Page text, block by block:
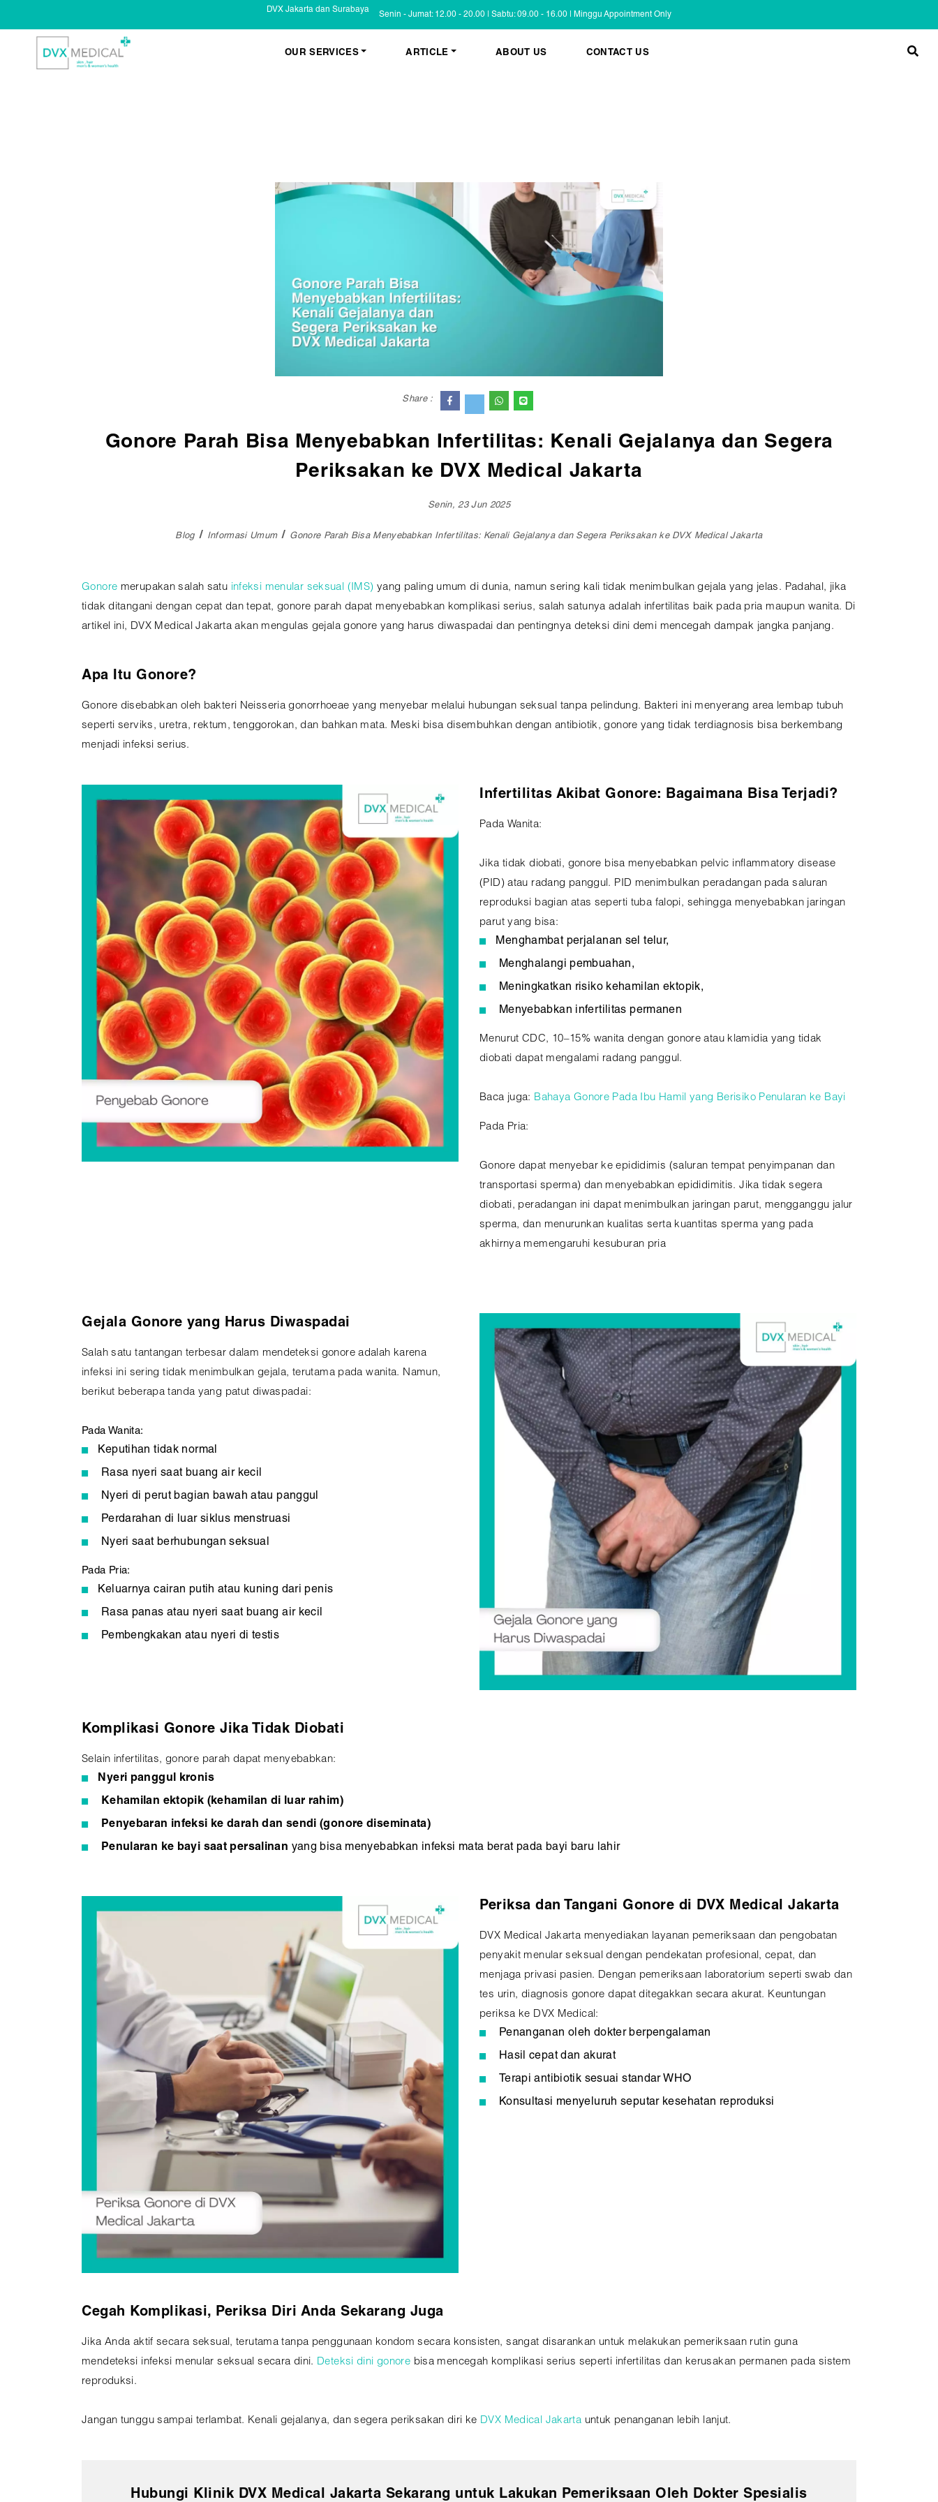
DVX Jakarta dan Surabaya
Senin - Jumat: 12.00 - 20.00 | Sabtu: 09.00 - 16.00 | Minggu Appointment Only
OUR SERVICES
Eczema
Masalah Kulit Lain
Infeksi
Keluhan Kulit
Non Infeksi
ARTICLE
Informasi Umum
Tips dan Trik
Cerita Pasien
ABOUT US CONTACT US
Share :
Gonore Parah Bisa Menyebabkan Infertilitas: Kenali Gejalanya dan Segera
Periksakan ke DVX Medical Jakarta
Senin, 23 Jun 2025
Blog Informasi Umum Gonore Parah Bisa Menyebabkan Infertilitas: Kenali Gejalanya dan Segera Periksakan ke DVX Medical Jakarta
Gonore merupakan salah satu infeksi menular seksual (IMS) yang paling umum di dunia, namun sering kali tidak menimbulkan gejala yang jelas. Padahal, jika
tidak ditangani dengan cepat dan tepat, gonore parah dapat menyebabkan komplikasi serius, salah satunya adalah infertilitas baik pada pria maupun wanita. Di
artikel ini, DVX Medical Jakarta akan mengulas gejala gonore yang harus diwaspadai dan pentingnya deteksi dini demi mencegah dampak jangka panjang.
Apa Itu Gonore?
Gonore disebabkan oleh bakteri Neisseria gonorrhoeae yang menyebar melalui hubungan seksual tanpa pelindung. Bakteri ini menyerang area lembap tubuh
seperti serviks, uretra, rektum, tenggorokan, dan bahkan mata. Meski bisa disembuhkan dengan antibiotik, gonore yang tidak terdiagnosis bisa berkembang
menjadi infeksi serius.
Infertilitas Akibat Gonore: Bagaimana Bisa Terjadi?
Pada Wanita:
Jika tidak diobati, gonore bisa menyebabkan pelvic inflammatory disease
(PID) atau radang panggul. PID menimbulkan peradangan pada saluran
reproduksi bagian atas seperti tuba falopi, sehingga menyebabkan jaringan
parut yang bisa:
Menghambat perjalanan sel telur,
Menghalangi pembuahan,
Meningkatkan risiko kehamilan ektopik,
Menyebabkan infertilitas permanen
Menurut CDC, 10–15% wanita dengan gonore atau klamidia yang tidak
diobati dapat mengalami radang panggul.
Baca juga: Bahaya Gonore Pada Ibu Hamil yang Berisiko Penularan ke Bayi
Pada Pria:
Gonore dapat menyebar ke epididimis (saluran tempat penyimpanan dan
transportasi sperma) dan menyebabkan epididimitis. Jika tidak segera
diobati, peradangan ini dapat menimbulkan jaringan parut, mengganggu jalur
sperma, dan menurunkan kualitas serta kuantitas sperma yang pada
akhirnya memengaruhi kesuburan pria
Gejala Gonore yang Harus Diwaspadai
Salah satu tantangan terbesar dalam mendeteksi gonore adalah karena
infeksi ini sering tidak menimbulkan gejala, terutama pada wanita. Namun,
berikut beberapa tanda yang patut diwaspadai:
Pada Wanita:
Keputihan tidak normal
Rasa nyeri saat buang air kecil
Nyeri di perut bagian bawah atau panggul
Perdarahan di luar siklus menstruasi
Nyeri saat berhubungan seksual
Pada Pria:
Keluarnya cairan putih atau kuning dari penis
Rasa panas atau nyeri saat buang air kecil
Pembengkakan atau nyeri di testis
Komplikasi Gonore Jika Tidak Diobati
Selain infertilitas, gonore parah dapat menyebabkan:
Nyeri panggul kronis
Kehamilan ektopik (kehamilan di luar rahim)
Penyebaran infeksi ke darah dan sendi (gonore diseminata)
Penularan ke bayi saat persalinan yang bisa menyebabkan infeksi mata berat pada bayi baru lahir
Periksa dan Tangani Gonore di DVX Medical Jakarta
DVX Medical Jakarta menyediakan layanan pemeriksaan dan pengobatan
penyakit menular seksual dengan pendekatan profesional, cepat, dan
menjaga privasi pasien. Dengan pemeriksaan laboratorium seperti swab dan
tes urin, diagnosis gonore dapat ditegakkan secara akurat. Keuntungan
periksa ke DVX Medical:
Penanganan oleh dokter berpengalaman
Hasil cepat dan akurat
Terapi antibiotik sesuai standar WHO
Konsultasi menyeluruh seputar kesehatan reproduksi
Cegah Komplikasi, Periksa Diri Anda Sekarang Juga
Jika Anda aktif secara seksual, terutama tanpa penggunaan kondom secara konsisten, sangat disarankan untuk melakukan pemeriksaan rutin guna
mendeteksi infeksi menular seksual secara dini. Deteksi dini gonore bisa mencegah komplikasi serius seperti infertilitas dan kerusakan permanen pada sistem
reproduksi.
Jangan tunggu sampai terlambat. Kenali gejalanya, dan segera periksakan diri ke DVX Medical Jakarta untuk penanganan lebih lanjut.
Hubungi Klinik DVX Medical Jakarta Sekarang untuk Lakukan Pemeriksaan Oleh Dokter Spesialis